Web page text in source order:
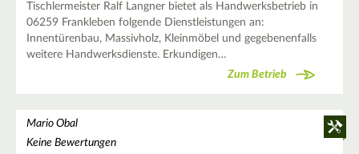
Tischlermeister Ralf Langner bietet als Handwerksbetrieb in
06259 Frankleben folgende Dienstleistungen an:
Innentürenbau, Massivholz, Kleinmöbel und gegebenenfalls
weitere Handwerksdienste. Erkundigen…
Zum Betrieb
Mario Obal
Keine Bewertungen